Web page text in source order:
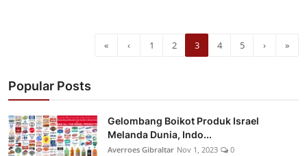
« ‹ 1 2 3 4 5 › »
Popular Posts
Gelombang Boikot Produk Israel
Melanda Dunia, Indo...
Averroes Gibraltar Nov 1, 2023 0